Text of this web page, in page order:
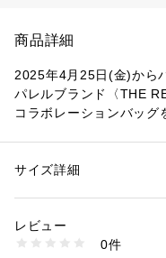
商品詳細
2025年4月25日(金)から
パレルブランド〈THE
コラボレーションバッグ
ッグをベースに、ミニマ
Regi Bagは、シンプル
性別：メンズ
素材：-
商品番号：
53035203029 （ショップ）
サイズ詳細
レビュー
0件